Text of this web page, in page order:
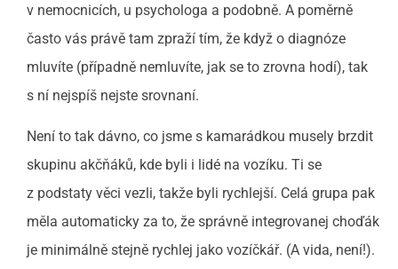
v nemocnicích, u psychologa a podobně. A poměrně
často vás právě tam zpraží tím, že když o diagnóze
mluvíte (případně nemluvíte, jak se to zrovna hodí), tak
s ní nejspíš nejste srovnaní.
Není to tak dávno, co jsme s kamarádkou musely brzdit
skupinu akčňáků, kde byli i lidé na vozíku. Ti se
z podstaty věci vezli, takže byli rychlejší. Celá grupa pak
měla automaticky za to, že správně integrovanej choďák
je minimálně stejně rychlej jako vozíčkář. (A vida, není!).